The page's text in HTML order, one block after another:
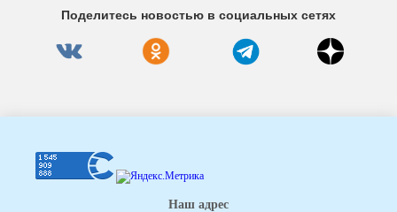
Поделитесь новостью в социальных сетях
Наш адрес